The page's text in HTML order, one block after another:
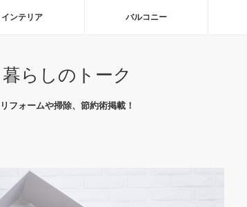
インテリア バルコニー
暮らしのトーク
リフォームや掃除、節約術掲載！